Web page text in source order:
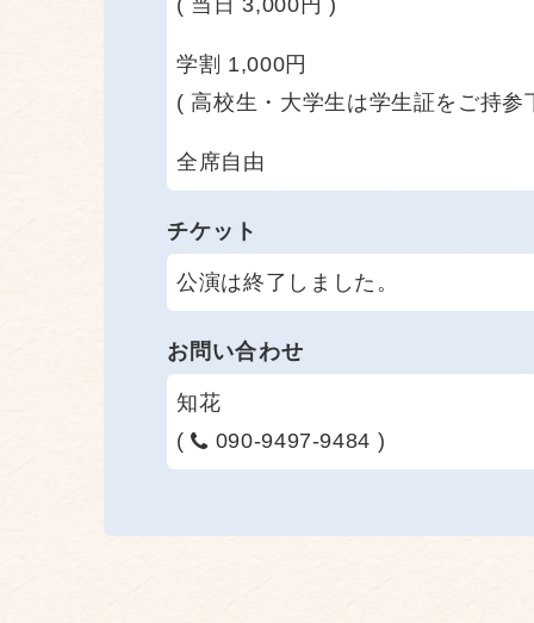
( 当日 3,000円 )
学割 1,000円
( 高校生・大学生は学生証をご持参
全席自由
チケット
公演は終了しました。
お問い合わせ
知花
(
090-9497-9484 )